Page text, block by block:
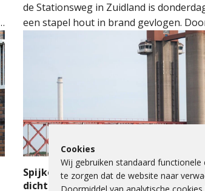
de Stationsweg in Zuidland is
een stapel hout in brand gevlogen.
snelle inzet van de brandweer kon
voorkomen dat het vuur oversloeg naar
Spijkenisserbrug twee keer enkele
dicht voor onderhoud
Cookies
Wij gebruiken standaard
te zorgen dat de website naar